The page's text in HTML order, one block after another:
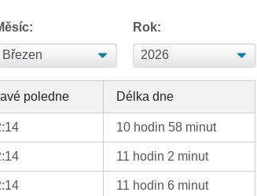
Rok:
poledne Délka dne
10 hodin 58 minut
11 hodin 2 minut
11 hodin 6 minut